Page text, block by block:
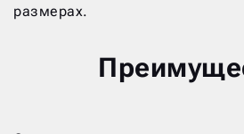
размерах.